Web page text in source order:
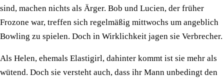
sind, machen nichts als Ärger. Bob und Lucien, der früher
Frozone war, treffen sich regelmäßig mittwochs um angeblich
Bowling zu spielen. Doch in Wirklichkeit jagen sie Verbrecher.
Als Helen, ehemals Elastigirl, dahinter kommt ist sie mehr als
wütend. Doch sie versteht auch, dass ihr Mann unbedingt den